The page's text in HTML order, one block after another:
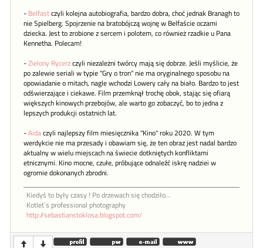
- Belfastczyli kolejna autobiografia, bardzo dobra, choć jednak Branagh to
nie Spielberg. Spojrzenie na bratobójczą wojnę w Belfaście oczami
dziecka. Jest to zrobione z sercem i polotem, co również rzadkie u Pana
Kennetha. Polecam!
-Zielony Rycerzczyli niezależni twórcy mają się dobrze. Jeśli myślicie, że
po zalewie seriali w typie "Gry o tron" nie ma oryginalnego sposobu na
opowiadanie o mitach, nagle wchodzi Lowery cały na biało. Bardzo to jest
odświerzające i ciekawe. Film przemknął trochę obok, stając się ofiarą
większych kinowych przebojów, ale warto go zobaczyć, bo to jedna z
lepszych produkcji ostatnich lat.
-Aidaczyli najlepszy film miesięcznika "Kino" roku 2020. W tym
werdykcie nie ma przesady i obawiam się, że ten obraz jest nadal bardzo
aktualny w wielu miejscach na świecie dotkniętych konfliktami
etnicznymi. Kino mocne, czułe, próbujące odnaleźć iskrę nadziei w
ogromie dokonanych zbrodni.
Kiedyś to były czasy ! Po drzewach się chodziło...
Kotlet`s professional photography
http://sebastianstoklosa.blogspot.com/